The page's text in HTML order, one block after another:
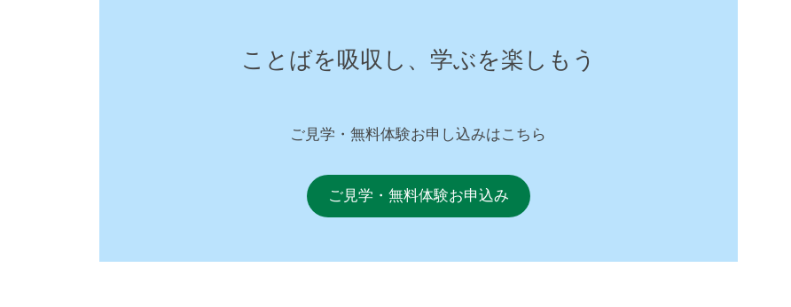
ことばを吸収し、学ぶを楽しもう
ご見学・無料体験お申し込みはこちら
ご見学・無料体験お申込み